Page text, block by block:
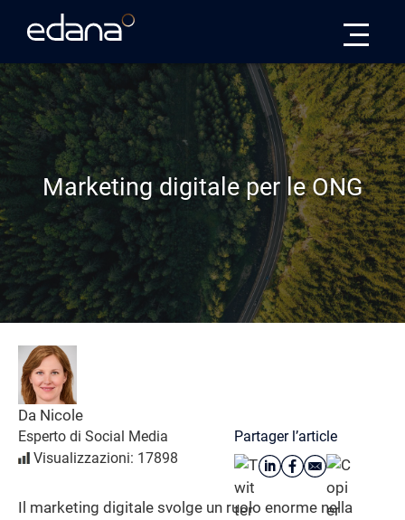
Marketing digitale per le ONG
Da Nicole
Esperto di Social Media
Visualizzazioni: 17898
Partager l’article
Il marketing digitale svolge un ruolo enorme nella